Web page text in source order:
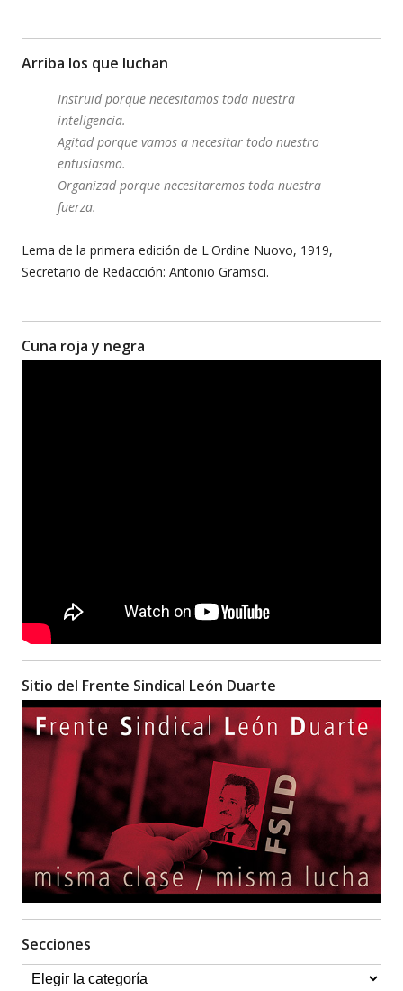
Arriba los que luchan
Instruid porque necesitamos toda nuestra
inteligencia.
Agitad porque vamos a necesitar todo nuestro
entusiasmo.
Organizad porque necesitaremos toda nuestra
fuerza.
Lema de la primera edición de L'Ordine Nuovo, 1919,
Secretario de Redacción: Antonio Gramsci.
Cuna roja y negra
Sitio del Frente Sindical León Duarte
Secciones